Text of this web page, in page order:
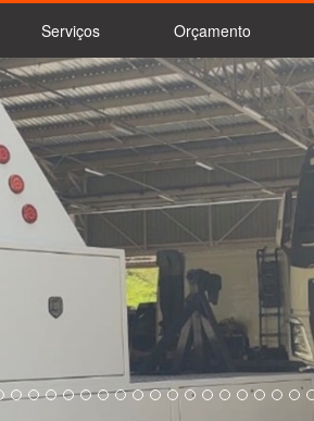
Serviços Orçamento